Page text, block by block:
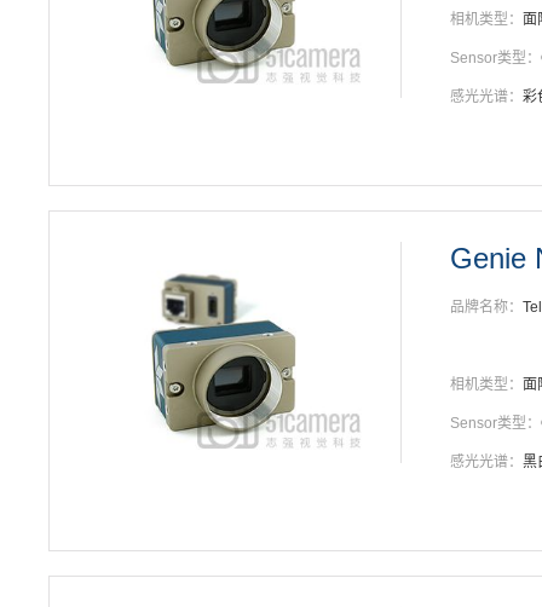
相机类型： 面
Sensor类型：
感光光谱： 彩
Genie
品牌名称：
相机类型： 面
Sensor类型：
感光光谱： 黑